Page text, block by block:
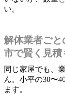
い。
解体業者ご
市で賢く見積
同じ家屋でも、
ん。小平の30〜
ます。